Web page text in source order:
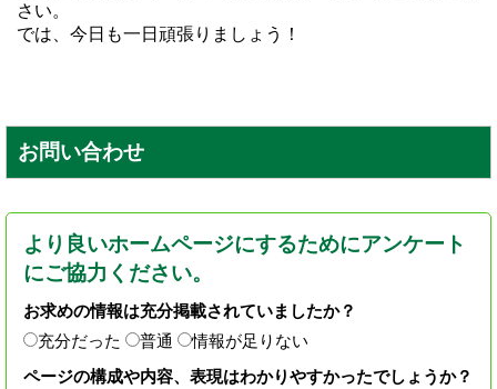
さい。
では、今日も一日頑張りましょう！
お問い合わせ
より良いホームページにするためにアンケート
にご協力ください。
お求めの情報は充分掲載されていましたか？
充分だった
普通
情報が足りない
ページの構成や内容、表現はわかりやすかったでしょうか？